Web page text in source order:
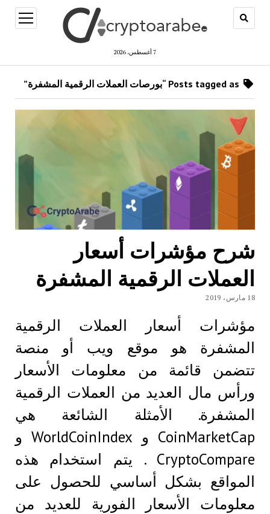
7 أغسطس، 2026
open
menu
شرح مؤشرات أسعار
العملات الرقمية المشفرة
18 مارس، 2019
مؤشرات أسعار العملات الرقمية
المشفرة هو موقع ويب أو منصة
تتضمن قائمة من معلومات الأسعار
ورأس مال العديد من العملات الرقمية
المشفرة. الأمثلة الشائعة هي
CoinMarketCap و WorldCoinIndex و
CryptoCompare . يتم استخدام هذه
المواقع بشكل أساسي للحصول على
معلومات الأسعار الفورية للعديد من